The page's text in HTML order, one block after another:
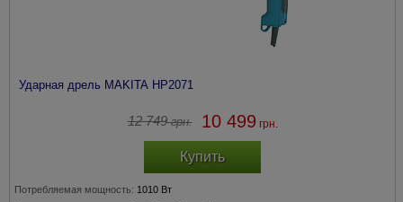
Ударная дрель MAKITA HP2071
12 749грн. 10 499 грн.
Купить
Потребляемая мощность: 1010 Вт